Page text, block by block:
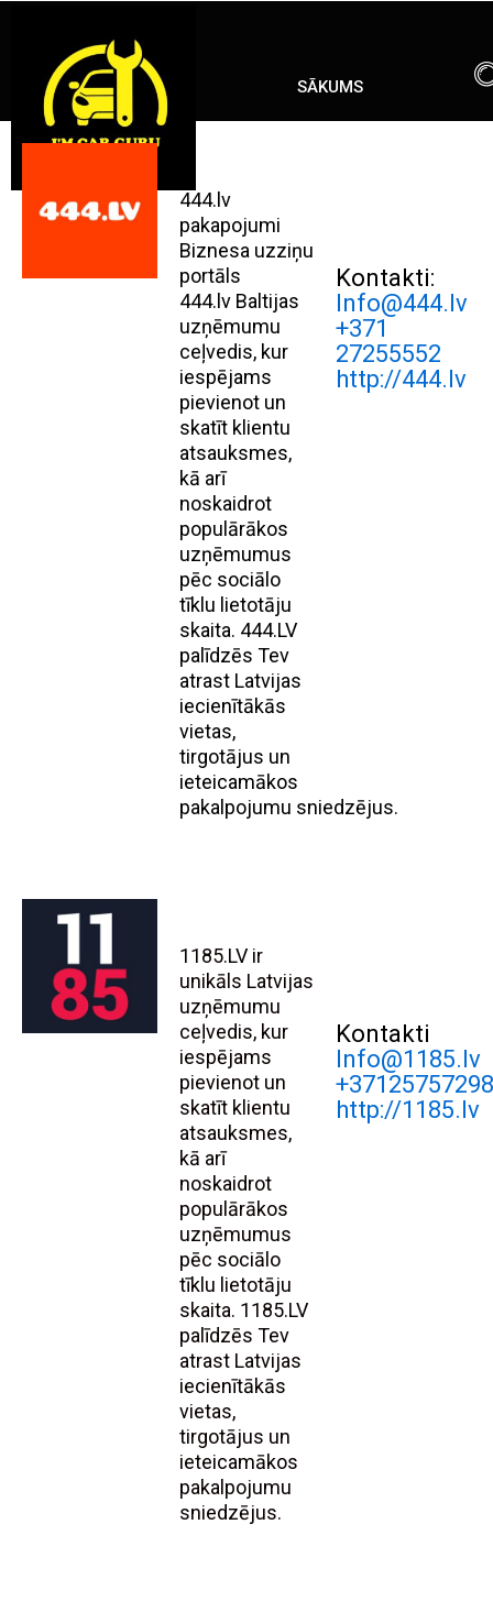
SĀKUMS
444.lv
pakapojumi
Biznesa uzziņu
portāls
444.lv Baltijas
uzņēmumu
ceļvedis, kur
iespējams
pievienot un
skatīt klientu
atsauksmes,
kā arī
noskaidrot
populārākos
uzņēmumus
pēc sociālo
tīklu lietotāju
skaita. 444.LV
palīdzēs Tev
atrast Latvijas
iecienītākās
vietas,
tirgotājus un
ieteicamākos
pakalpojumu sniedzējus.
Kontakti:
Info@444.lv
+371
27255552
http://444.lv
1185.LV ir
unikāls Latvijas
uzņēmumu
ceļvedis, kur
iespējams
pievienot un
skatīt klientu
atsauksmes,
kā arī
noskaidrot
populārākos
uzņēmumus
pēc sociālo
tīklu lietotāju
skaita. 1185.LV
palīdzēs Tev
atrast Latvijas
iecienītākās
vietas,
tirgotājus un
ieteicamākos
pakalpojumu
sniedzējus.
Kontakti
Info@1185.lv
http://1185.lv